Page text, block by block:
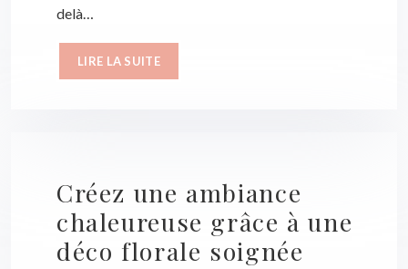
delà…
LIRE LA SUITE
Créez une ambiance
chaleureuse grâce à une
déco florale soignée